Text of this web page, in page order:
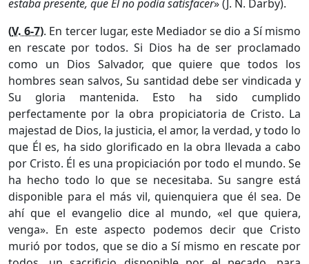
estaba presente, que Él no podía satisfacer» (J. N. Darby).
(V. 6-7). En tercer lugar, este Mediador se dio a Sí mismo
en rescate por todos. Si Dios ha de ser proclamado
como un Dios Salvador, que quiere que todos los
hombres sean salvos, Su santidad debe ser vindicada y
Su gloria mantenida. Esto ha sido cumplido
perfectamente por la obra propiciatoria de Cristo. La
majestad de Dios, la justicia, el amor, la verdad, y todo lo
que Él es, ha sido glorificado en la obra llevada a cabo
por Cristo. Él es una propiciación por todo el mundo. Se
ha hecho todo lo que se necesitaba. Su sangre está
disponible para el más vil, quienquiera que él sea. De
ahí que el evangelio dice al mundo, «el que quiera,
venga». En este aspecto podemos decir que Cristo
murió por todos, que se dio a Sí mismo en rescate por